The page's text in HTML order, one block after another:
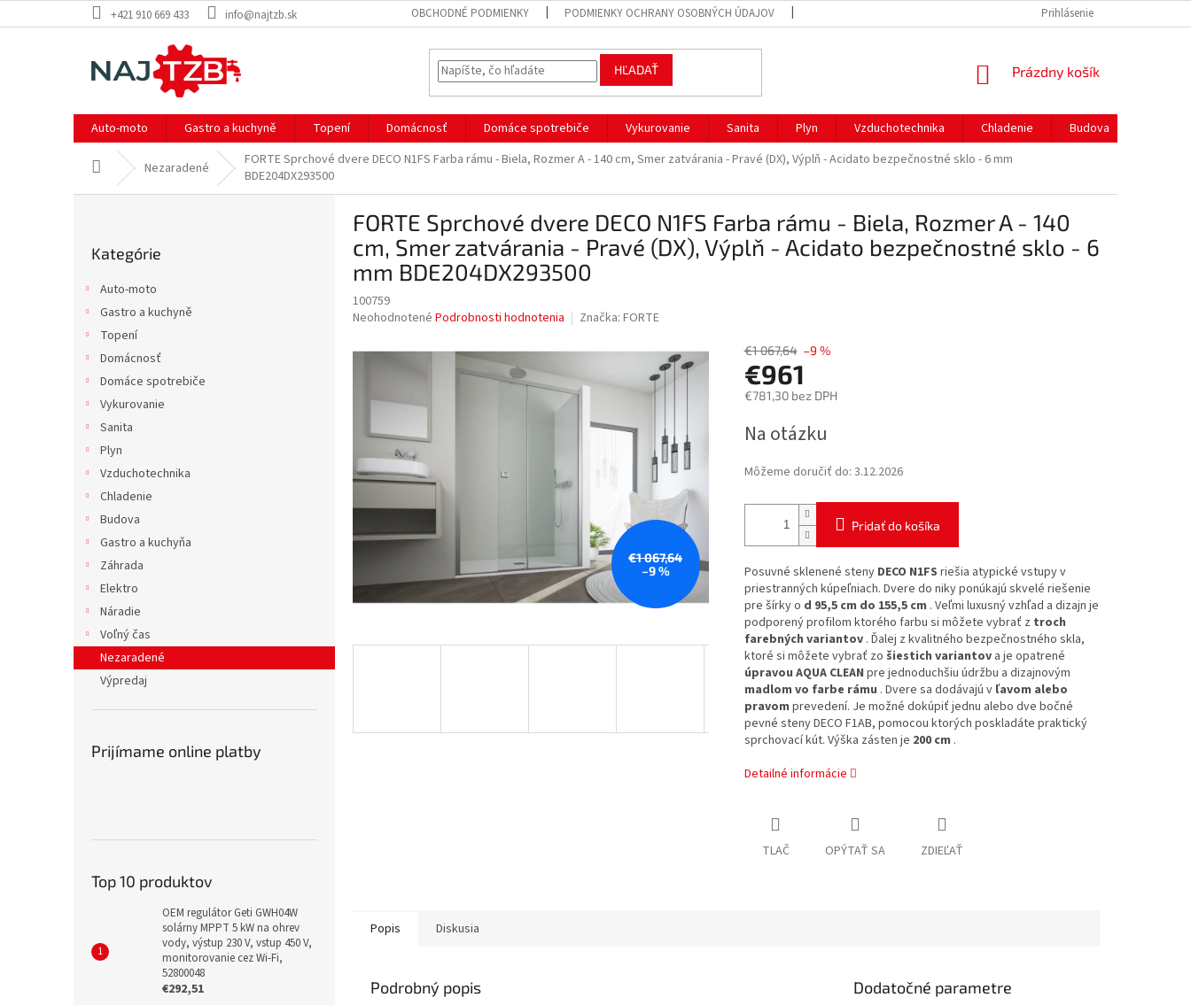
na
+421 910 669 433 info@najtzb.sk OBCHODNÉ PODMIENKY PODMIENKY OCHRANY OSOBNÝCH ÚDAJOV PREPRAVA A PLATBYPrihlásenie
HĽADAŤ
NÁKUPNÝ
Prázdny košík
Auto-moto Gastro a kuchyně Topení Domácnosť Domáce spotrebiče Vykurovanie Sanita Plyn Vzduchotechnika Chladenie Budova
DomovNezaradené
FORTE Sprchové dvere DECO N1FS Farba rámu - Biela, Rozmer A - 140 cm, Smer zatvárania - Pravé (DX), Výplň - Acidato bezpečnostné sklo - 6 mm
BDE204DX293500
kategórie
Kategórie
Auto-moto
Gastro a kuchyně
Topení
Domácnosť
Domáce spotrebiče
Vykurovanie
Sanita
Plyn
Vzduchotechnika
Chladenie
Budova
Gastro a kuchyňa
Záhrada
Elektro
Náradie
Voľný čas
Nezaradené
Výpredaj
Prijímame online platby
Top 10 produktov
OEM regulátor Geti GWH04W
solárny MPPT 5 kW na ohrev
vody, výstup 230 V, vstup 450 V,
monitorovanie cez Wi-Fi,
52800048
€292,51
FORTE Sprchové dvere DECO N1FS Farba rámu - Biela, Rozmer A - 140
cm, Smer zatvárania - Pravé (DX), Výplň - Acidato bezpečnostné sklo - 6
mm BDE204DX293500
100759
Priemerné
produktu
hviezdičiek.
Neohodnotené Podrobnosti hodnotenia Značka: FORTE
€1 067,64
–9 %
€1 067,64 –9 %
€961
€781,30 bez DPH
cena:
Na otázku
Môžeme doručiť do: 3.12.2026
Pridať do košíka
Posuvné sklenené steny DECO N1FS riešia atypické vstupy v
priestranných kúpeľniach. Dvere do niky ponúkajú skvelé riešenie
pre šírky o d 95,5 cm do 155,5 cm . Veľmi luxusný vzhľad a dizajn je
podporený profilom ktorého farbu si môžete vybrať z troch
farebných variantov. Ďalej z kvalitného bezpečnostného skla,
ktoré si môžete vybrať zo šiestich variantova je opatrené
úpravou AQUA CLEAN pre jednoduchšiu údržbu a dizajnovým
madlom vo farbe rámu . Dvere sa dodávajú v ľavom alebo
pravom prevedení. Je možné dokúpiť jednu alebo dve bočné
pevné steny DECO F1AB, pomocou ktorých poskladáte praktický
sprchovací kút. Výška zásten je 200 cm .
Detailné informácie
TLAČ OPÝTAŤ SA ZDIEĽAŤ
Popis Diskusia
Podrobný popis Dodatočné parametre